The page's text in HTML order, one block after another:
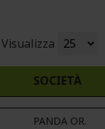
Visualizza
SOCIETÀ
PANDA OR.